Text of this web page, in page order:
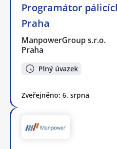
Programátor
Praha
ManpowerGroup s.r.o.
Praha
Plný úvazek
Zveřejněno: 6. srpna